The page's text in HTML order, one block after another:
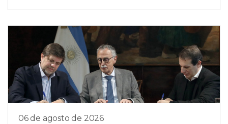
06 de agosto de 2026